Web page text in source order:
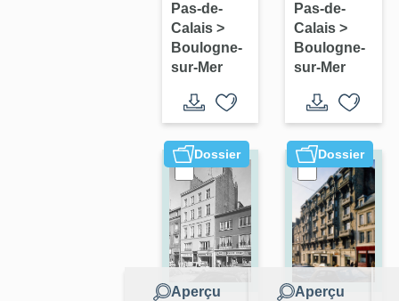
Pas-de-
Calais >
Boulogne-
sur-Mer
Pas-de-
Calais>
Boulogne-
sur-Mer
Dossier
Aperçu
Dossier
Aperçu